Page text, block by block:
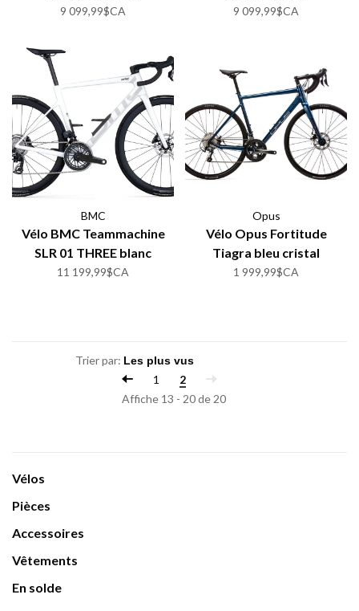
9 099,99$CA
Metallic/Carbon
9 099,99$CA
BMC
Vélo BMC Teammachine
SLR 01 THREE blanc
11 199,99$CA
Opus
Vélo Opus Fortitude
Tiagra bleu cristal
1 999,99$CA
Trier par:
1
2
Affiche 13 - 20 de 20
Vélos
Pièces
Accessoires
Vêtements
En solde